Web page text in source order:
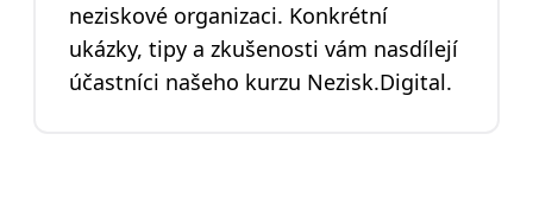
neziskové organizaci. Konkrétní
ukázky, tipy a zkušenosti vám nasdílejí
účastníci našeho kurzu Nezisk.Digital.